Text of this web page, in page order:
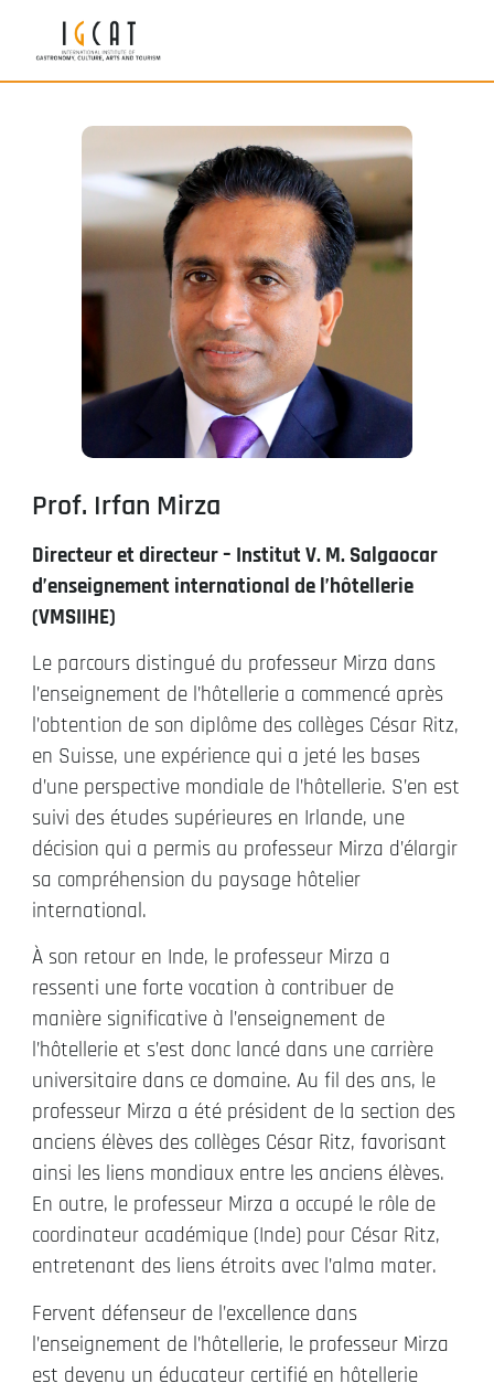
Prof. Irfan Mirza
Directeur et directeur – Institut V. M. Salgaocar
d’enseignement international de l’hôtellerie
(VMSIIHE)
Le parcours distingué du professeur Mirza dans
l’enseignement de l’hôtellerie a commencé après
l’obtention de son diplôme des collèges César Ritz,
en Suisse, une expérience qui a jeté les bases
d’une perspective mondiale de l’hôtellerie. S’en est
suivi des études supérieures en Irlande, une
décision qui a permis au professeur Mirza d’élargir
sa compréhension du paysage hôtelier
international.
À son retour en Inde, le professeur Mirza a
ressenti une forte vocation à contribuer de
manière significative à l’enseignement de
l’hôtellerie et s’est donc lancé dans une carrière
universitaire dans ce domaine. Au fil des ans, le
professeur Mirza a été président de la section des
anciens élèves des collèges César Ritz, favorisant
ainsi les liens mondiaux entre les anciens élèves.
En outre, le professeur Mirza a occupé le rôle de
coordinateur académique (Inde) pour César Ritz,
entretenant des liens étroits avec l’alma mater.
Fervent défenseur de l’excellence dans
l’enseignement de l’hôtellerie, le professeur Mirza
est devenu un éducateur certifié en hôtellerie